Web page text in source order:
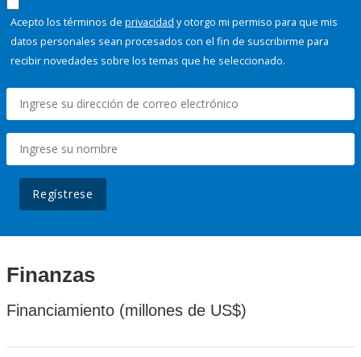
Acepto los términos de privacidad y otorgo mi permiso para que mis
datos personales sean procesados con el fin de suscribirme para
recibir novedades sobre los temas que he seleccionado.
Regístrese
Finanzas
Financiamiento (millones de US$)